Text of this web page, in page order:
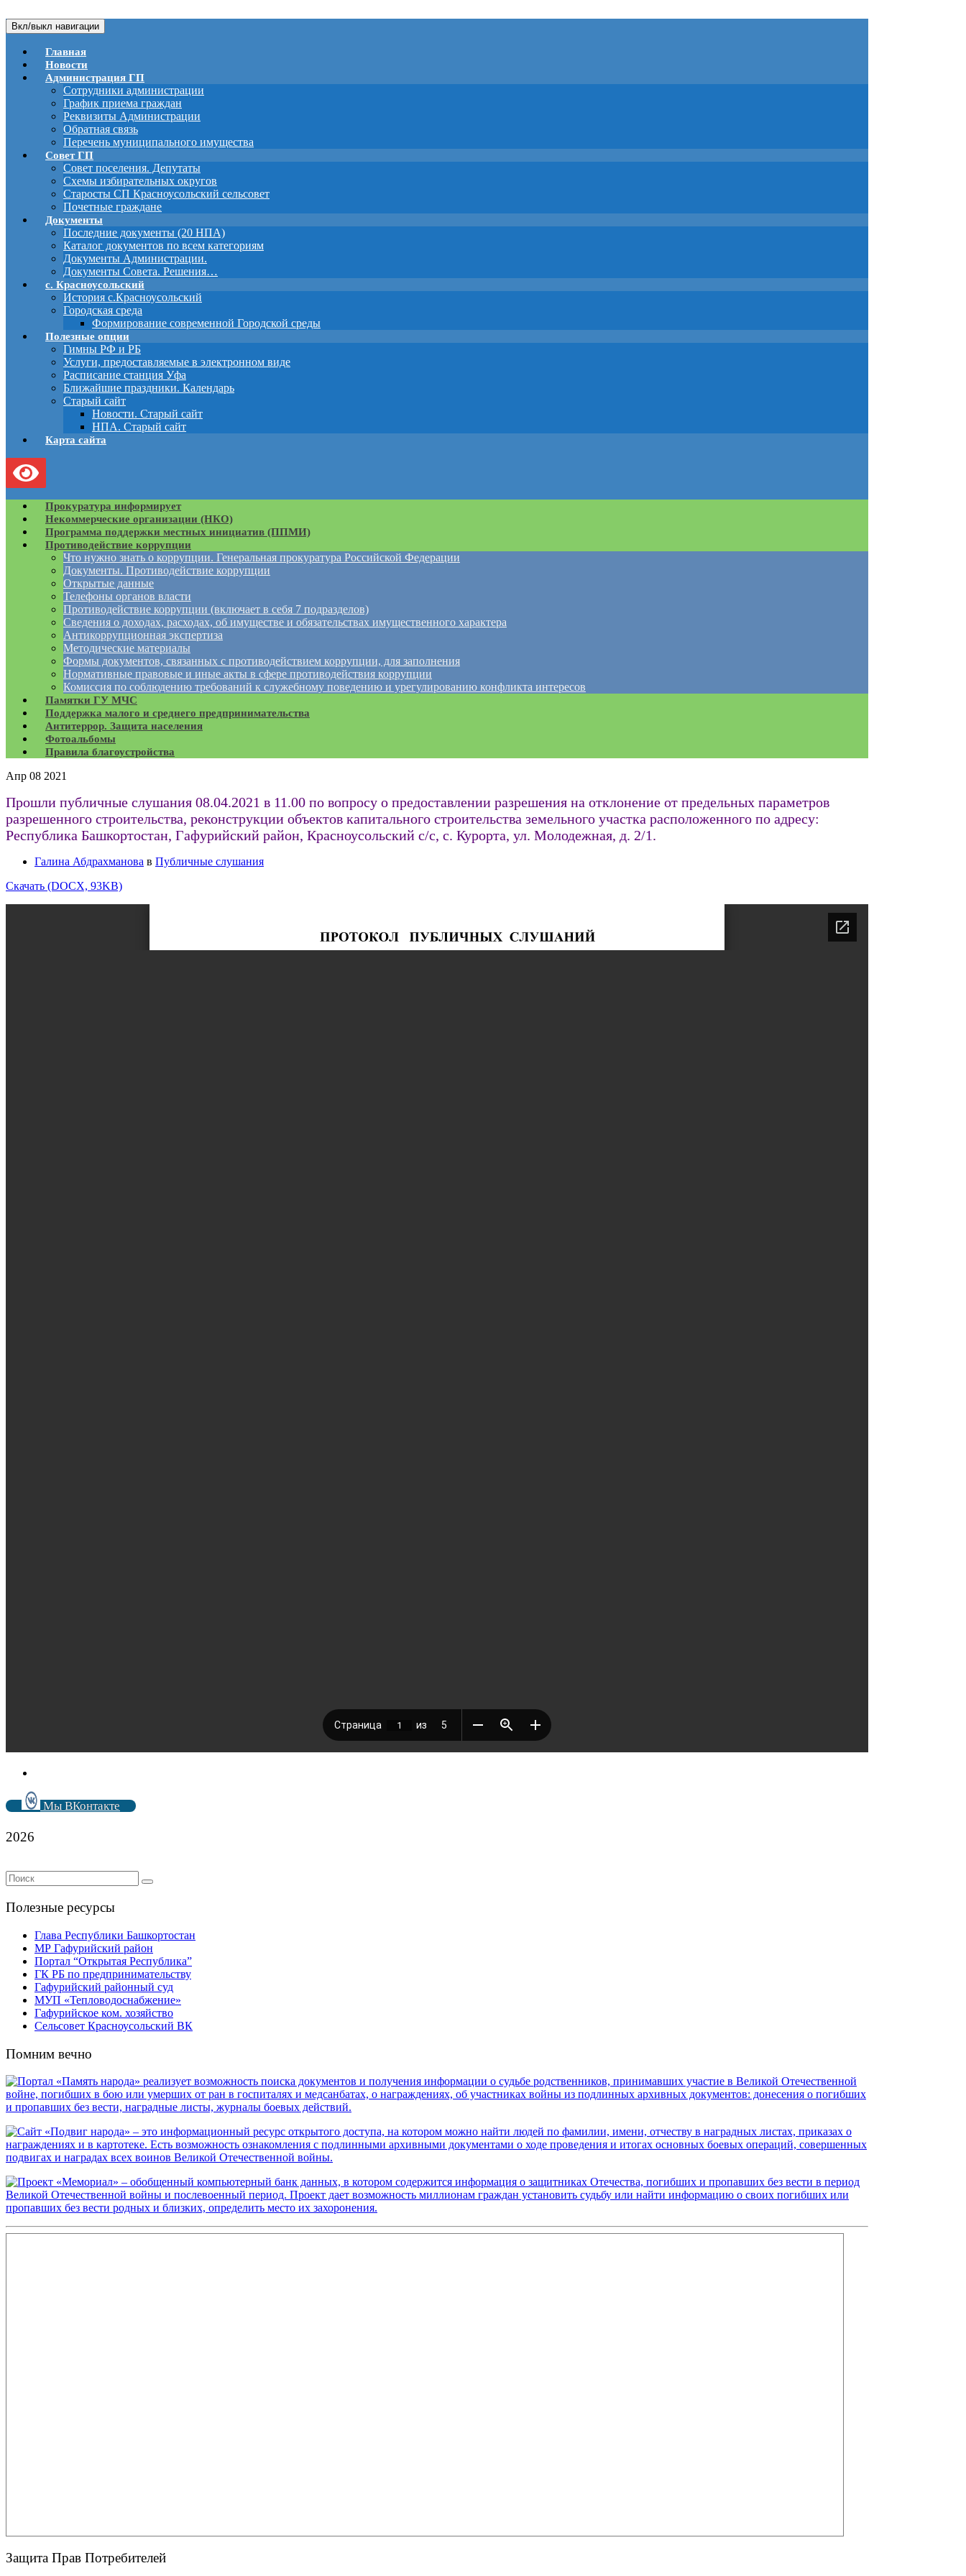
Вкл/выкл навигации
Главная
Новости
Администрация ГП
Сотрудники администрации
График приема граждан
Реквизиты Администрации
Обратная связь
Перечень муниципального имущества
Совет ГП
Совет поселения. Депутаты
Схемы избирательных округов
Старосты СП Красноусольский сельсовет
Почетные граждане
Документы
Последние документы (20 НПА)
Каталог документов по всем категориям
Документы Администрации.
Документы Совета. Решения…
с. Красноусольский
История с.Красноусольский
Городская среда
Формирование современной Городской среды
Полезные опции
Гимны РФ и РБ
Услуги, предоставляемые в электронном виде
Расписание станция Уфа
Ближайшие праздники. Календарь
Старый сайт
Новости. Старый сайт
НПА. Старый сайт
Карта сайта
Прокуратура информирует
Некоммерческие организации (НКО)
Программа поддержки местных инициатив (ППМИ)
Противодействие коррупции
Что нужно знать о коррупции. Генеральная прокуратура Российской Федерации
Документы. Противодействие коррупции
Открытые данные
Телефоны органов власти
Противодействие коррупции (включает в себя 7 подразделов)
Сведения о доходах, расходах, об имуществе и обязательствах имущественного характера
Антикоррупционная экспертиза
Методические материалы
Формы документов, связанных с противодействием коррупции, для заполнения
Нормативные правовые и иные акты в сфере противодействия коррупции
Комиссия по соблюдению требований к служебному поведению и урегулированию конфликта интересов
Памятки ГУ МЧС
Поддержка малого и среднего предпринимательства
Антитеррор. Защита населения
Фотоальбомы
Правила благоустройства
Апр 08 2021
Прошли публичные слушания 08.04.2021 в 11.00 по вопросу о предоставлении разрешения на отклонение от предельных параметров
разрешенного строительства, реконструкции объектов капитального строительства земельного участка расположенного по адресу:
Республика Башкортостан, Гафурийский район, Красноусольский с/с, с. Курорта, ул. Молодежная, д. 2/1.
Галина Абдрахманова в Публичные слушания
Скачать (DOCX, 93KB)
Мы ВКонтакте
2026
Полезные ресурсы
Глава Республики Башкортостан
МР Гафурийский район
Портал “Открытая Республика”
ГК РБ по предпринимательству
Гафурийский районный суд
МУП «Тепловодоснабжение»
Гафурийское ком. хозяйство
Сельсовет Красноусольский ВК
Помним вечно
Защита Прав Потребителей